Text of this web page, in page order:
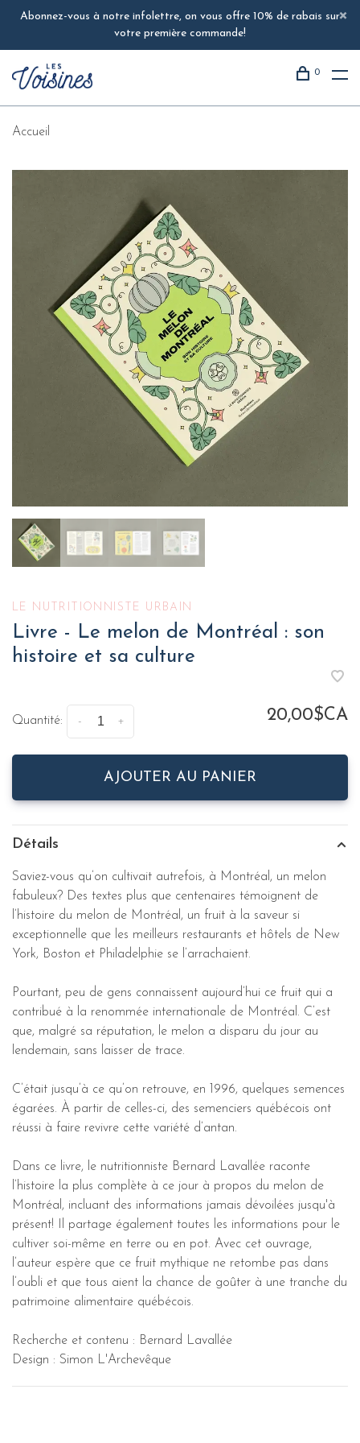
Abonnez-vous à notre infolettre, on vous offre 10% de rabais sur
votre première commande!
0
Accueil
LE NUTRITIONNISTE URBAIN
Livre - Le melon de Montréal : son
histoire et sa culture
Quantité: +
- 20,00$CA
AJOUTER AU PANIER
Détails
Saviez-vous qu’on cultivait autrefois, à Montréal, un melon
fabuleux? Des textes plus que centenaires témoignent de
l’histoire du melon de Montréal, un fruit à la saveur si
exceptionnelle que les meilleurs restaurants et hôtels de New
York, Boston et Philadelphie se l’arrachaient.
Pourtant, peu de gens connaissent aujourd’hui ce fruit qui a
contribué à la renommée internationale de Montréal. C’est
que, malgré sa réputation, le melon a disparu du jour au
lendemain, sans laisser de trace.
C’était jusqu’à ce qu’on retrouve, en 1996, quelques semences
égarées. À partir de celles-ci, des semenciers québécois ont
réussi à faire revivre cette variété d’antan.
Dans ce livre, le nutritionniste Bernard Lavallée raconte
l’histoire la plus complète à ce jour à propos du melon de
Montréal, incluant des informations jamais dévoilées jusqu'à
présent! Il partage également toutes les informations pour le
cultiver soi-même en terre ou en pot. Avec cet ouvrage,
l’auteur espère que ce fruit mythique ne retombe pas dans
l’oubli et que tous aient la chance de goûter à une tranche du
patrimoine alimentaire québécois.
Recherche et contenu : Bernard Lavallée
Design : Simon L'Archevêque